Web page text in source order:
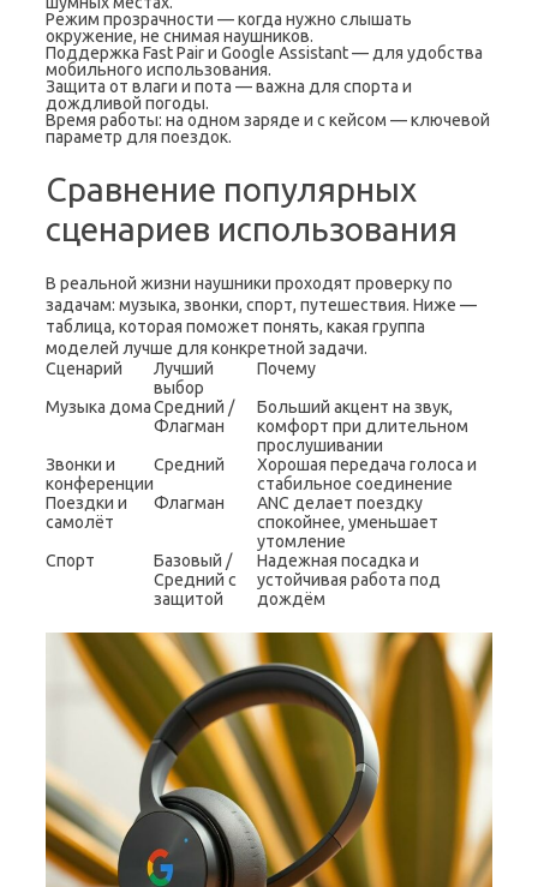
Режим прозрачности — когда нужно слышать
окружение, не снимая наушников.
Поддержка Fast Pair и Google Assistant — для удобства
мобильного использования.
Защита от влаги и пота — важна для спорта и
дождливой погоды.
Время работы: на одном заряде и с кейсом — ключевой
параметр для поездок.
Сравнение популярных
сценариев использования
В реальной жизни наушники проходят проверку по
задачам: музыка, звонки, спорт, путешествия. Ниже —
таблица, которая поможет понять, какая группа
моделей лучше для конкретной задачи.
Сценарий
Лучший
выбор
Почему
Музыка домаСредний /
Флагман
Больший акцент на звук,
комфорт при длительном
прослушивании
Звонки и
конференции
Средний
Хорошая передача голоса и
стабильное соединение
Поездки и
самолёт
Флагман
ANC делает поездку
спокойнее, уменьшает
утомление
Спорт
Базовый /
Средний с
защитой
Надежная посадка и
устойчивая работа под
дождём